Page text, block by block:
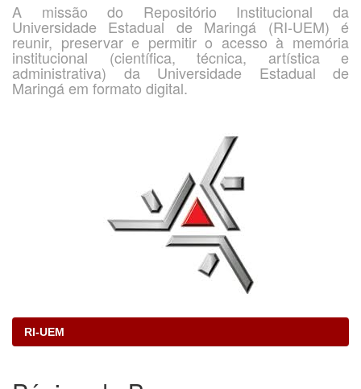
A missão do Repositório Institucional da
Universidade Estadual de Maringá (RI-UEM) é
reunir, preservar e permitir o acesso à memória
institucional (científica, técnica, artística e
administrativa) da Universidade Estadual de
Maringá em formato digital.
RI-UEM